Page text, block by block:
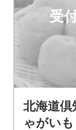
受
北海道倶
ゃがいも